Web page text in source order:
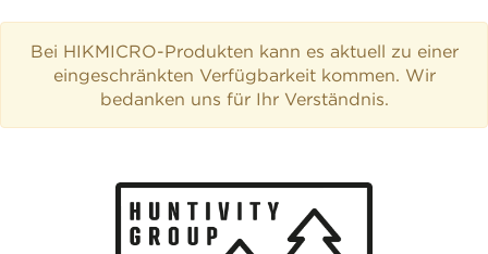
Bei HIKMICRO-Produkten kann es aktuell zu einer
eingeschränkten Verfügbarkeit kommen. Wir
bedanken uns für Ihr Verständnis.